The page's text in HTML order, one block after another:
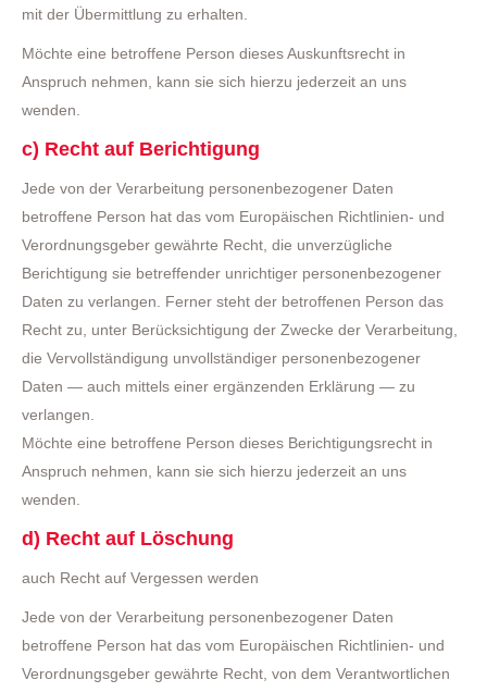
mit der Übermittlung zu erhalten.
Möchte eine betroffene Person dieses Auskunftsrecht in
Anspruch nehmen, kann sie sich hierzu jederzeit an uns
wenden.
c) Recht auf Berichtigung
Jede von der Verarbeitung personenbezogener Daten
betroffene Person hat das vom Europäischen Richtlinien- und
Verordnungsgeber gewährte Recht, die unverzügliche
Berichtigung sie betreffender unrichtiger personenbezogener
Daten zu verlangen. Ferner steht der betroffenen Person das
Recht zu, unter Berücksichtigung der Zwecke der Verarbeitung,
die Vervollständigung unvollständiger personenbezogener
Daten — auch mittels einer ergänzenden Erklärung — zu
verlangen.
Möchte eine betroffene Person dieses Berichtigungsrecht in
Anspruch nehmen, kann sie sich hierzu jederzeit an uns
wenden.
d) Recht auf Löschung
auch Recht auf Vergessen werden
Jede von der Verarbeitung personenbezogener Daten
betroffene Person hat das vom Europäischen Richtlinien- und
Verordnungsgeber gewährte Recht, von dem Verantwortlichen